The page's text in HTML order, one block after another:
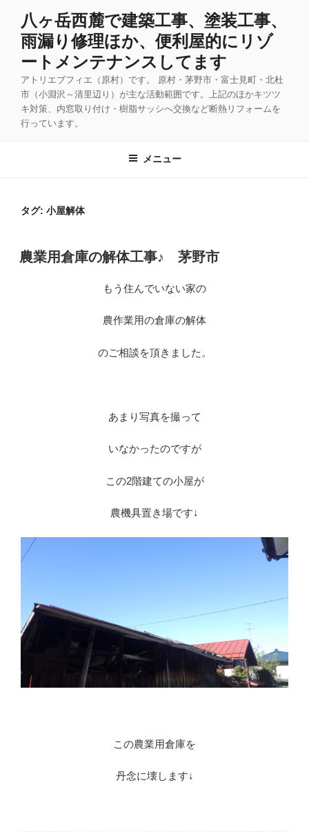
八ヶ岳西麓で建築工事、塗装工事、
雨漏り修理ほか、便利屋的にリゾ
ートメンテナンスしてます
アトリエブフィエ（原村）です。 原村・茅野市・富士見町・北杜
市（小淵沢～清里辺り）が主な活動範囲です。上記のほかキツツ
キ対策、内窓取り付け・樹脂サッシへ交換など断熱リフォームを
行っています。
メニュー
タグ: 小屋解体
投
稿
農業用倉庫の解体工事♪ 茅野市
もう住んでいない家の
農作業用の倉庫の解体
のご相談を頂きました。
あまり写真を撮って
いなかったのですが
この2階建ての小屋が
農機具置き場です↓
この農業用倉庫を
丹念に壊します↓